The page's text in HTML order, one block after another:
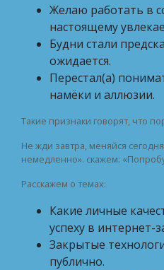
Желаю работать в
настоящему
Будни стали
ожидается.
Перестал(а)
намёки и аллюзии.
Такие признаки говорят, что
Не жди завтра, меняйся
немедленно». скажем:
Расскажем о темах:
Какие личные
успеху в интернет-
Закрытые
публично.